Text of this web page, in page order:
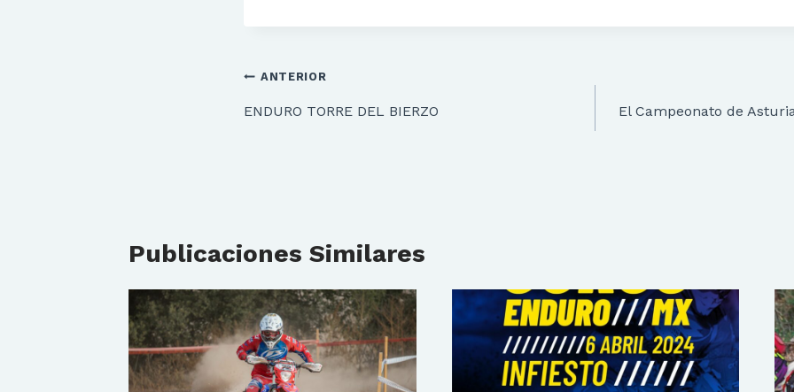
Navegación
de
ANTERIOR
ENDURO TORRE DEL BIERZO El Campeonato de
Publicaciones Similares